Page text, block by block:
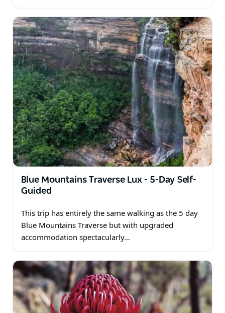
线，因为他们知道这是一次美丽的步行。
Blue Mountains Traverse Lux - 5-Day Self-
Guided
This trip has entirely the same walking as the 5 day
Blue Mountains Traverse but with upgraded
accommodation spectacularly…